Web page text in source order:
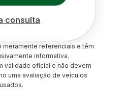
consulta
meramente referenciais e têm
informativa.
validade oficial e não devem
uma avaliação de veículos
usados.